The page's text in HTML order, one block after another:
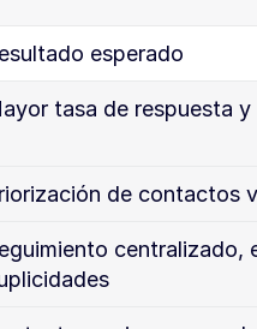
esperado
tasa de respuesta
de contactos
centralizado,